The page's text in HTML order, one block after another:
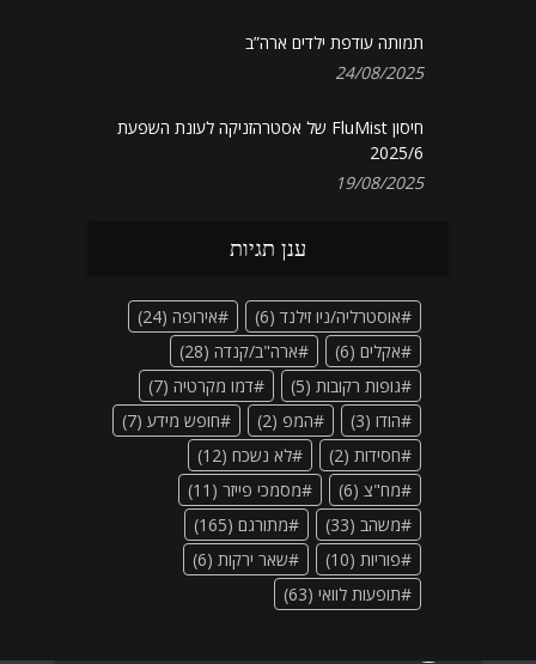
תמותה עודפת ילדים ארה”ב
24/08/2025
חיסון FluMist של אסטרהזניקה לעונת השפעת
2025/6
19/08/2025
ענן תגיות
אוסטרליה/ניו זילנד (6) אירופה (24)
אקלים (6) ארה"ב/קנדה (28)
גופות רקובות (5) דמו מקרטיה (7)
הודו (3) המפ (2) חופש מידע (7)
חסידות (2) לא נשכח (12)
מח"צ (6) מסמכי פייזר (11)
משהב (33) מתורגם (165)
פוריות (10) שאר ירקות (6)
תופעות לוואי (63)